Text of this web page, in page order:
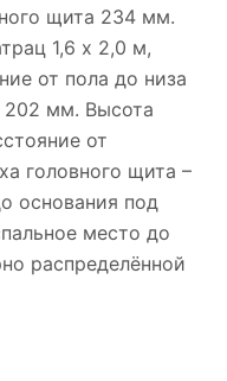
щита 234 мм.
1,6 х 2,0 м,
от пола до низа
202 мм. Высота
от
головного щита –
основания под
место до
распределённой